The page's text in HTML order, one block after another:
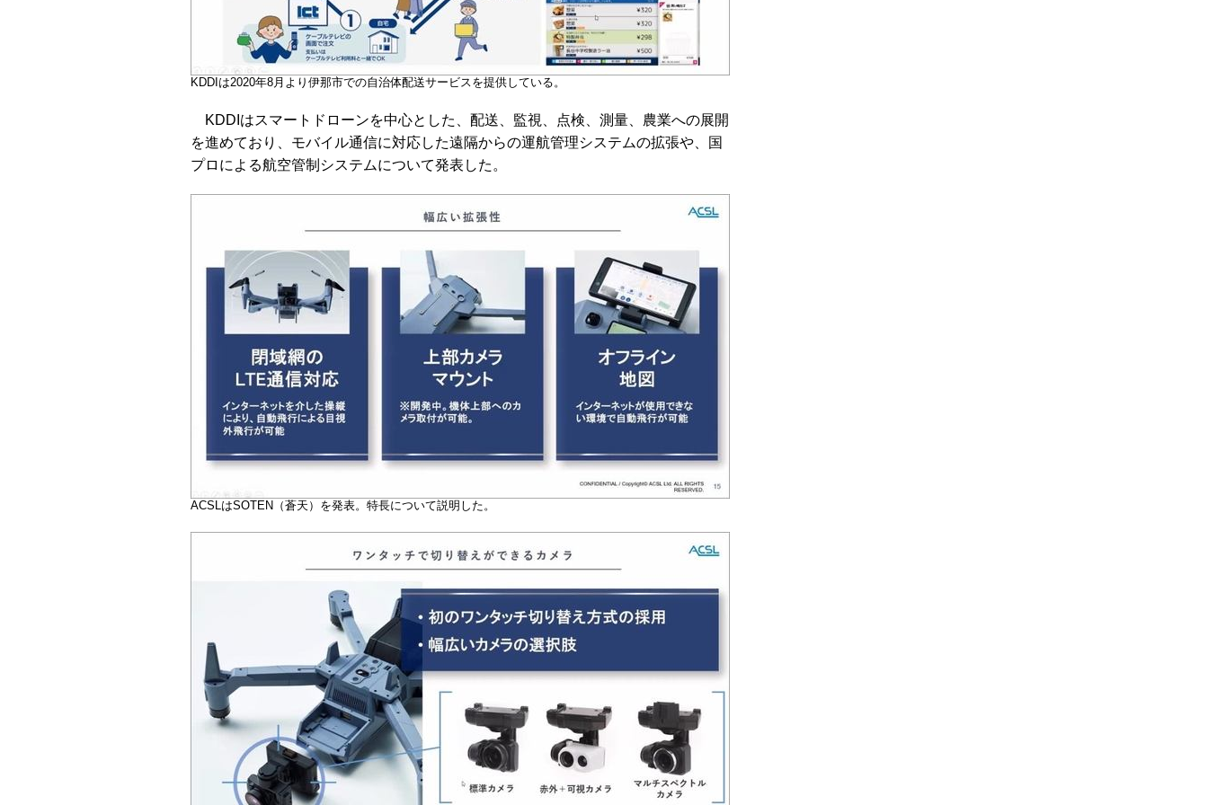
KDDIは2020年8月より伊那市での自治体配送サービスを提供している。
KDDIはスマートドローンを中心とした、配送、監視、点検、測量、農業への展開
を進めており、モバイル通信に対応した遠隔からの運航管理システムの拡張や、国
プロによる航空管制システムについて発表した。
ACSLはSOTEN（蒼天）を発表。特⻑について説明した。